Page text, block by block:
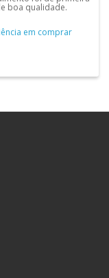
- O produto foi
sua experiência em